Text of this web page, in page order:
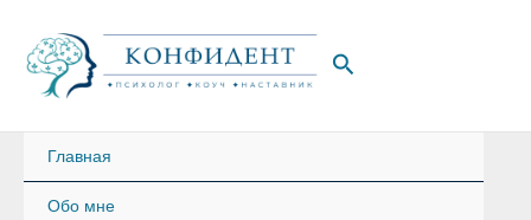
содержимому
Поиск
Главная
Обо мне